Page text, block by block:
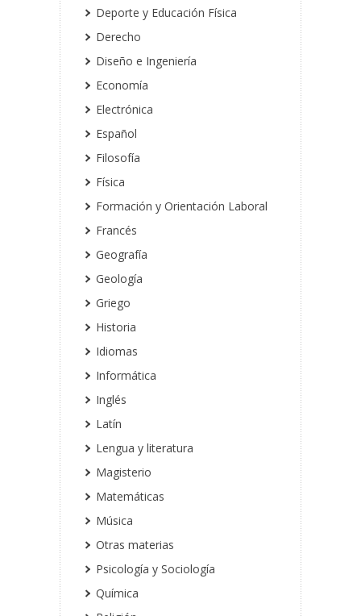
Deporte y Educación Física
Derecho
Diseño e Ingeniería
Economía
Electrónica
Español
Filosofía
Física
Formación y Orientación Laboral
Francés
Geografía
Geología
Griego
Historia
Idiomas
Informática
Inglés
Latín
Lengua y literatura
Magisterio
Matemáticas
Música
Otras materias
Psicología y Sociología
Química